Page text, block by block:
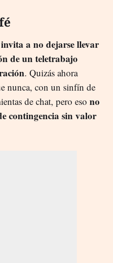
a no dejarse llevar
de un teletrabajo
. Quizás ahora
nunca, con un sinfín de
de chat, pero eso no
contingencia sin valor